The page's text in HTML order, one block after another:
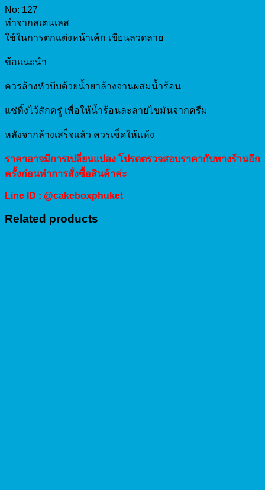
No: 127
ทำจากสเตนเลส
ใช้ในการตกแต่งหน้าเค้ก เขียนลวดลาย
ข้อแนะนำ
ควรล้างหัวบีบด้วยน้ำยาล้างจานผสมน้ำร้อน
แช่ทิ้งไว้สักครู่ เพื่อให้น้ำร้อนละลายไขมันจากครีม
หลังจากล้างเสร็จแล้ว ควรเช็ดให้แห้ง
ราคาอาจมีการเปลี่ยนแปลง โปรดตรวจสอบราคากับทางร้านอีก
ครั้งก่อนทำการสั่งซื้อสินค้าค่ะ
Line ID : @cakeboxphuket
Related products